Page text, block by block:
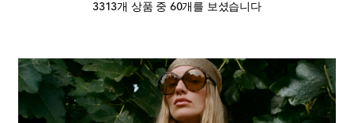
3313개 상품 중 60개를 보셨습니다